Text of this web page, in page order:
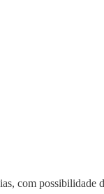
com possibilidade